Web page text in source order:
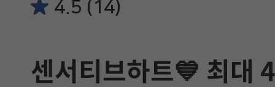
4.5 (14)
센서티브하트💙 최대